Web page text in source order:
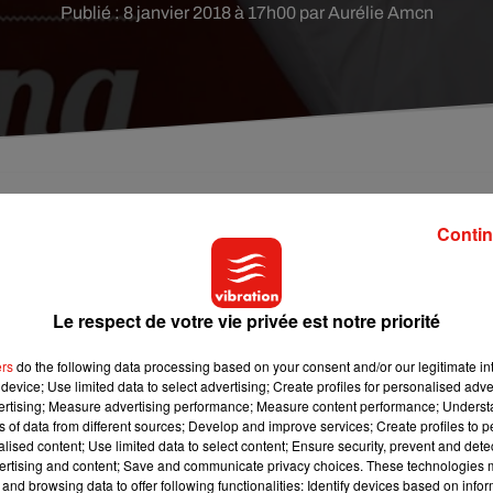
Publié : 8 janvier 2018 à 17h00 par Aurélie Amcn
annonce de nouvelles règles et donc de
shopping.
! Cristina Cordula en personne a annoncé les
heures de course dans les rues de la capitale. Les
empletteset leur mise en beauté.
même leur maquillage et leur coiffure au sein même
chrono ! Un challenge qui nous promet d’ores et déjà des
Le respect de votre vie privée est notre priorité
do the following data processing based on your consent and/or our legitimate
Use limited data to select advertising; Create profiles for personalised
Measure advertising performance; Measure content performance;
of data from different sources; Develop and improve services; Create profiles to
content; Use limited data to select content; Ensure security, prevent and
and content; Save and communicate privacy choices. These technologies
browsing data to offer following functionalities: Identify devices based on